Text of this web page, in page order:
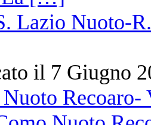
Lazio Nuoto-
il 7 Giugno